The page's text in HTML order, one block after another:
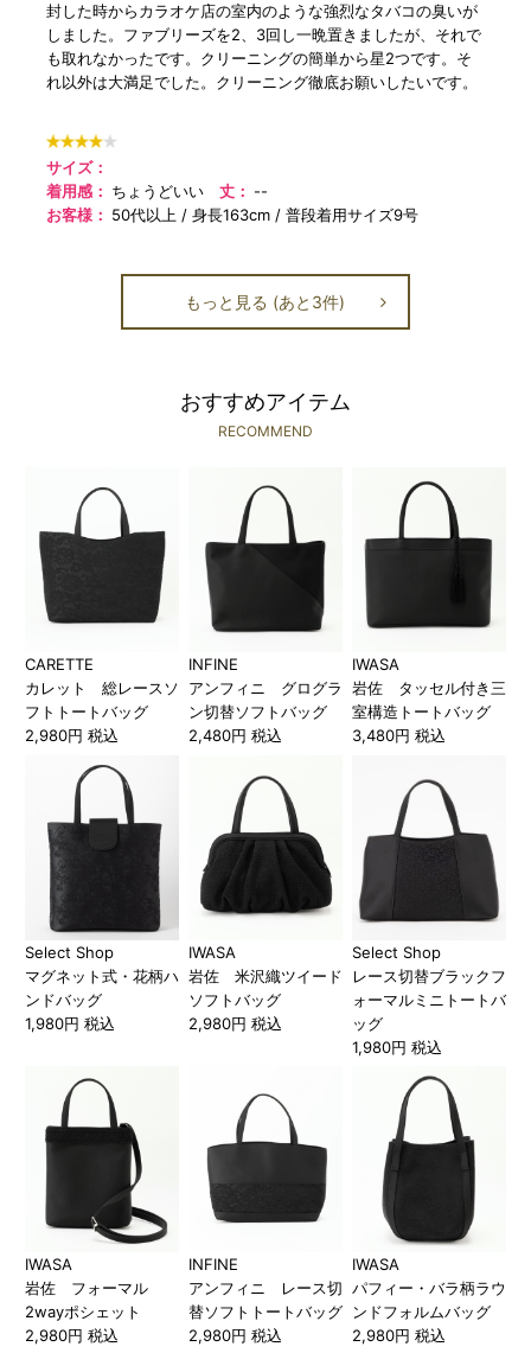
封した時からカラオケ店の室内のような強烈なタバコの臭いが
しました。ファブリーズを2、3回し一晩置きましたが、それで
も取れなかったです。クリーニングの簡単から星2つです。そ
れ以外は大満足でした。クリーニング徹底お願いしたいです。
サイズ：
着用感： ちょうどいい 丈： --
お客様： 50代以上 身長163cm 普段着用サイズ9号
もっと見る (あと3件)
おすすめアイテム
RECOMMEND
CARETTE
カレット 総レースソ
フトトートバッグ
2,980円 税込
INFINE
アンフィニ グログラ
ン切替ソフトバッグ
2,480円 税込
IWASA
岩佐 タッセル付き三
室構造トートバッグ
3,480円 税込
Select Shop
マグネット式・花柄ハ
ンドバッグ
1,980円 税込
IWASA
岩佐 米沢織ツイード
ソフトバッグ
2,980円 税込
Select Shop
レース切替ブラックフ
ォーマルミニトートバ
ッグ
1,980円 税込
IWASA
岩佐 フォーマル
2wayポシェット
2,980円 税込
INFINE
アンフィニ レース切
替ソフトトートバッグ
2,980円 税込
IWASA
パフィー・バラ柄ラウ
ンドフォルムバッグ
2,980円 税込